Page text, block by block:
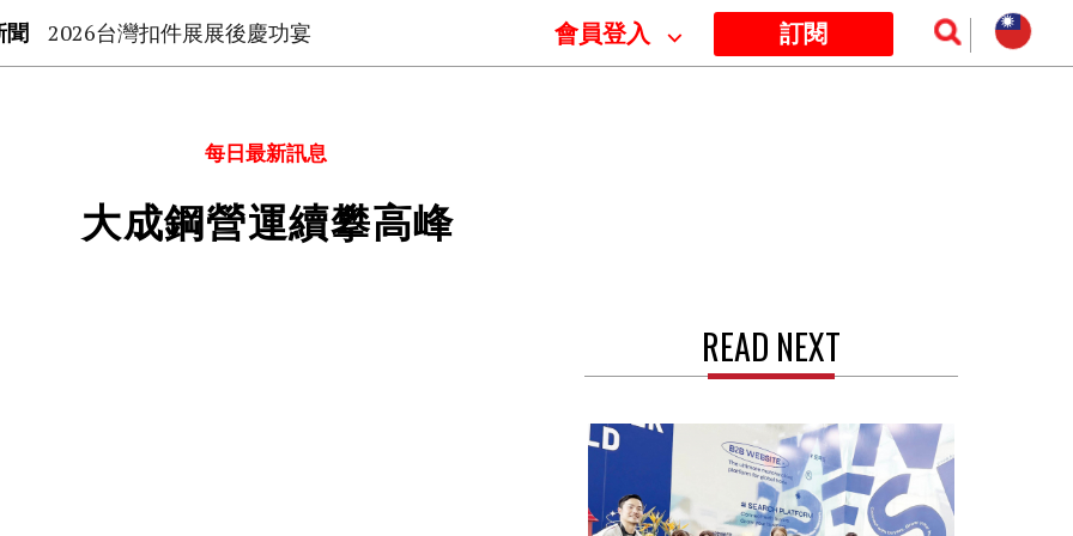
聞 2026台灣扣件展展後慶功宴 會員登入 ⌵ 訂閱
每日最新訊息
大成鋼營運續攀高峰
READ NEXT